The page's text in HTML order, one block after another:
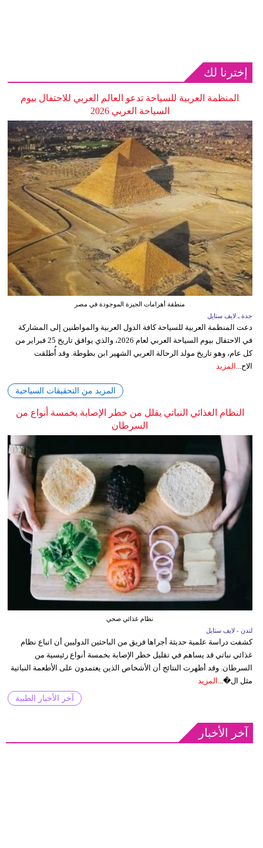
إخترنا لك
المنظمة العربية للسياحة تدعو العالم العربي للاحتفال بيوم
السياحة العربي 2026
منطقة أهرامات الجيزة الموجودة في مصر
جدة ـ لايف ستايل
دعت المنظمة العربية للسياحة كافة الدول العربية والمواطنين إلى المشاركة
في الاحتفال بيوم السياحة العربي لعام 2026، والذي يوافق تاريخ 25 فبراير من
كل عام، وهو تاريخ مولد الرحالة العربي الشهير ابن بطوطة. وقد أُطلقت
الاح... المزيد
المزيد من التحقيقات السياحية
النظام الغذائي النباتي يقلل من خطر الإصابة بخمسة أنواع من
السرطان
نظام غذائي صحي
لندن - لايف ستايل
كشفت دراسة علمية حديثة أجراها فريق من الباحثين الدوليين أن اتباع نظام
غذائي نباتي قد يساهم في تقليل خطر الإصابة بخمسة أنواع رئيسية من
السرطان. وقد أظهرت النتائج أن الأشخاص الذين يعتمدون على الأطعمة النباتية
مثل ال�...
المزيد
آخر الأخبار الطبية
آخر الأخبار